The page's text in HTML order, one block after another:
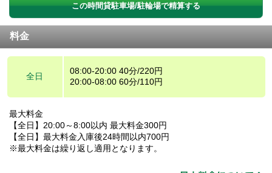
この時間貸駐車場/駐輪場で精算する
料金
全日
08:00-20:00 40分/220円
20:00-08:00 60分/110円
最大料金
【全日】20:00～8:00以内 最大料金300円
【全日】最大料金入庫後24時間以内700円
※最大料金は繰り返し適用となります。